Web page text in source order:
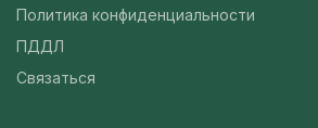
Политика конфиденциальности
ПДДЛ
Связаться